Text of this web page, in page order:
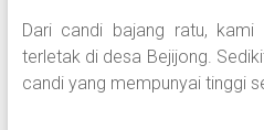
Dari candi bajang ratu, kami
terletak di desa Bejijong.
candi yang mempunyai tinggi